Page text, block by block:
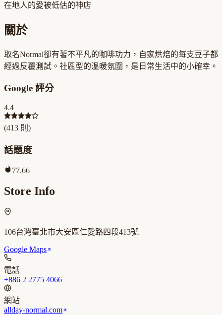
在地人的愛被低估的神店
關於
取名Normal卻有著不平凡的咖啡功力，自家烘焙的每支豆子都
經過反覆測試。社區型的溫暖氛圍，是日常生活中的小確幸。
Google 評分
4.4
(413 則)
話題度
77.66
Store Info
106台灣臺北市大安區仁愛路四段413號
Google Maps
電話
+886 2 2775 4066
網站
allday-normal.com